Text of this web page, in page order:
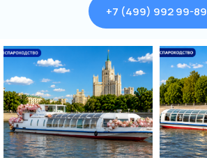
+7 (499) 992 99-89